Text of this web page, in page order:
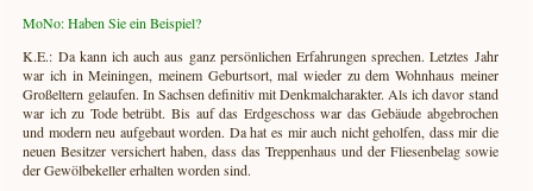
MoNo: Haben Sie ein Beispiel?
K.E.: Da kann ich auch aus ganz persönlichen Erfahrungen sprechen. Letztes Jahr
war ich in Meiningen, meinem Geburtsort, mal wieder zu dem Wohnhaus meiner
Großeltern gelaufen. In Sachsen definitiv mit Denkmalcharakter. Als ich davor stand
war ich zu Tode betrübt. Bis auf das Erdgeschoss war das Gebäude abgebrochen
und modern neu aufgebaut worden. Da hat es mir auch nicht geholfen, dass mir die
neuen Besitzer versichert haben, dass das Treppenhaus und der Fliesenbelag sowie
der Gewölbekeller erhalten worden sind.